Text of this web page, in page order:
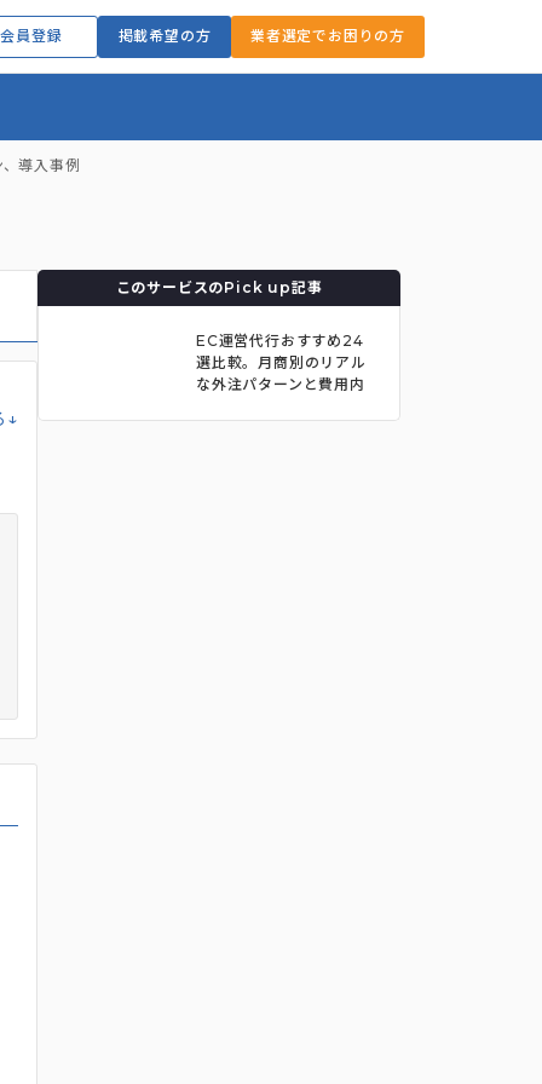
会員登録 掲載希望の方 業者選定でお困りの方
導入事例
↓
このサービスのPick up記事
EC運営代行おすすめ24
選比較。月商別のリアル
な外注パターンと費用内